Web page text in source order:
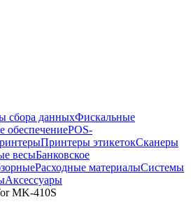
сбора данныхФискальные
обеспечениеPOS-
Принтеры этикетокСканеры
весыБанковское
Расходные материалыСистемы
Аксессуары
MK-410S